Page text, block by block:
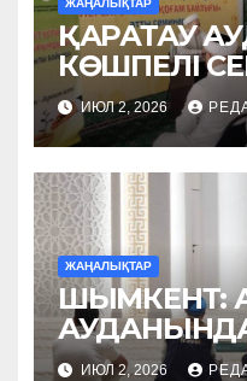
ҚАРАТАУ
КӨШПЕЛІ
ИЮЛ 2, 2026
ЖАҢАЛЫҚТАР
ШЫМКЕНТ:
ИЮЛ 2, 2026